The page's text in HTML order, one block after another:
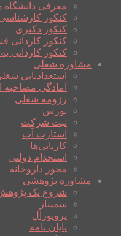
معرفی دانشگاه
کنکور
کنکور دکتری
کنکور کاردانی
کنکور کاردانی
مشاوره شغلی
استعدادیابی
آمادگی مصاحبه
رزومه شغلی
بورس
ثبت شرکت
استارت آپ
کاریابی‌ها
استخدام دولتی
مجوز داروخانه
مشاوره پژوهشی
شروع یک
سمینار
پروپوزال
پایان نامه